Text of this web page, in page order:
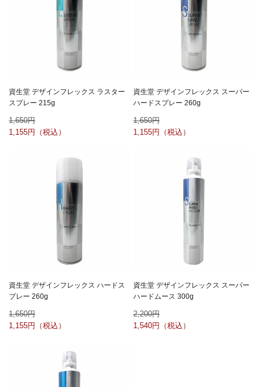
資生堂 デザインフレックス ラスター
スプレー 215g
1,650
1,155
資生堂 デザインフレックス スーパー
ハードスプレー 260g
1,650
1,155
資生堂 デザインフレックス ハードス
プレー 260g
1,650
1,155
資生堂 デザインフレックス スーパー
ハードムース 300g
2,200
1,540